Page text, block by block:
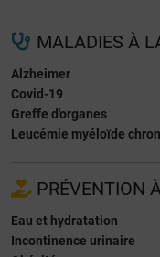
MALADIES À
Alzheimer
Covid-19
Greffe d'organes
Leucémie myéloïde
PRÉVENTION
Eau et hydratation
Incontinence urinaire